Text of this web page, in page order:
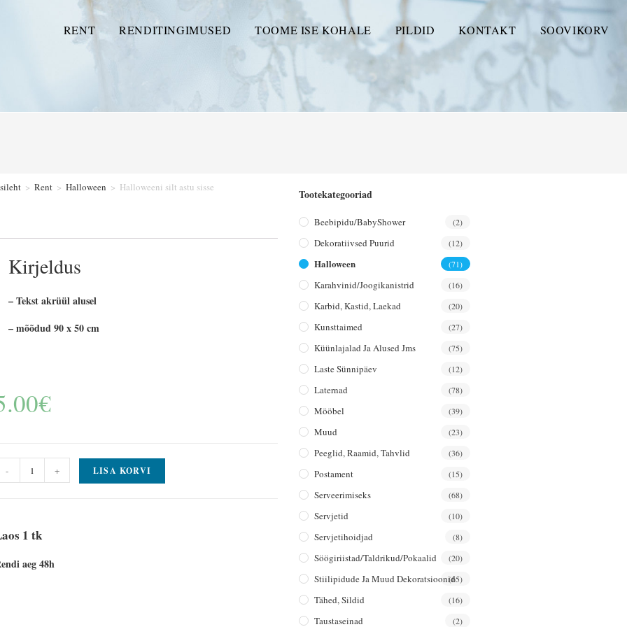
RENT RENDITINGIMUSED TOOME ISE KOHALE PILDID KONTAKT SOOVIKORV
> Rent > Halloween > Halloweeni silt astu sisse
Kirjeldus
– Tekst akrüül alusel
– mõõdud 90 x 50 cm
€
- + LISA KORVI
1 tk
aeg 48h
Tootekategooriad
Beebipidu/BabyShower (2)
Dekoratiivsed Puurid (12)
Halloween (71)
Karahvinid/joogikanistrid (16)
Karbid, Kastid, Laekad (20)
Kunsttaimed (27)
Küünlajalad Ja Alused Jms (75)
Laste Sünnipäev (12)
Laternad (78)
Mööbel (39)
Muud (23)
Peeglid, Raamid, Tahvlid (36)
Postament (15)
Serveerimiseks (68)
Servjetid (10)
Servjetihoidjad (8)
Söögiriistad/taldrikud/pokaalid (20)
Stiilipidude Ja Muud Dekoratsioonid(65)
Tähed, Sildid (16)
Taustaseinad (2)